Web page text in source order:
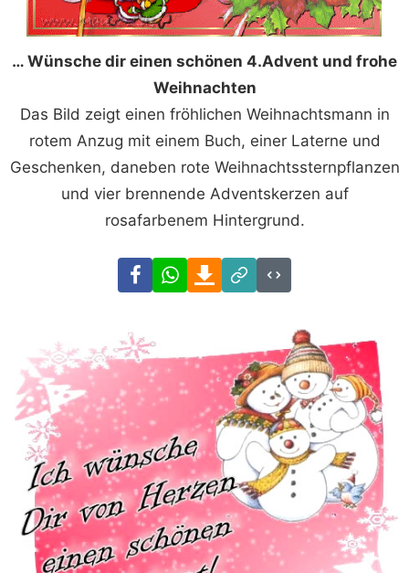
… Wünsche dir einen schönen 4.Advent und frohe
Weihnachten
Das Bild zeigt einen fröhlichen Weihnachtsmann in
rotem Anzug mit einem Buch, einer Laterne und
Geschenken, daneben rote Weihnachtssternpflanzen
und vier brennende Adventskerzen auf
rosafarbenem Hintergrund.
FacebookWhatsAppDownload
Link
Code